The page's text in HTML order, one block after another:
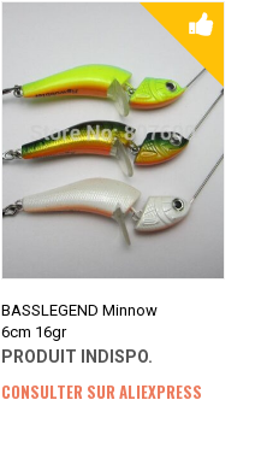
BASSLEGEND Minnow
6cm 16gr
PRODUIT INDISPO.
CONSULTER SUR ALIEXPRESS